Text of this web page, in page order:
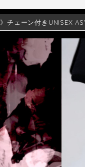
チェーン付きUNISEX